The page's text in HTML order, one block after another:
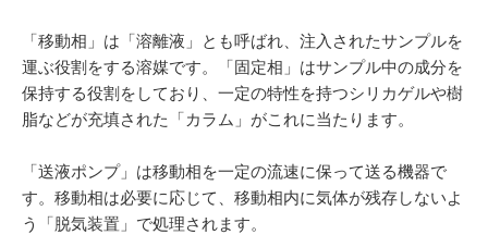
「移動相」は「溶離液」とも呼ばれ、注入されたサンプルを
運ぶ役割をする溶媒です。「固定相」はサンプル中の成分を
保持する役割をしており、一定の特性を持つシリカゲルや樹
脂などが充填された「カラム」がこれに当たります。
「送液ポンプ」は移動相を一定の流速に保って送る機器で
す。移動相は必要に応じて、移動相内に気体が残存しないよ
う「脱気装置」で処理されます。